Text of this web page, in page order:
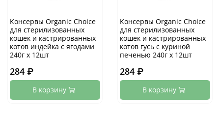
Консервы Organic Сhoice
для стерилизованных
кошек и кастрированных
котов индейка с ягодами
240г х 12шт
284 ₽
В корзину
Консервы Organic Сhoice
для стерилизованных
кошек и кастрированных
котов гусь с куриной
печенью 240г х 12шт
284 ₽
В корзину